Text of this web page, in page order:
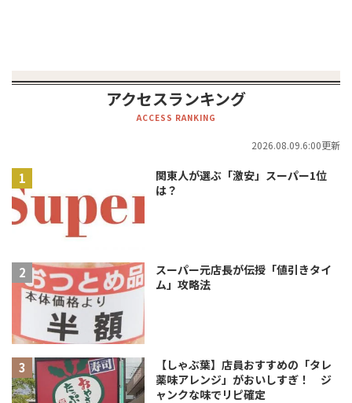
アクセスランキング
ACCESS RANKING
2026.08.09.6:00更新
関東人が選ぶ「激安」スーパー1位
は？
スーパー元店長が伝授「値引きタイ
ム」攻略法
【しゃぶ葉】店員おすすめの「タレ
薬味アレンジ」がおいしすぎ！ ジ
ャンクな味でリピ確定